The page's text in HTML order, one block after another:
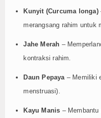
Kunyit (Curcuma longa)
merangsang rahim untuk
Jahe Merah –
kontraksi rahim.
Daun Pepaya– Memiliki
menstruasi).
Kayu Manis – Membantu